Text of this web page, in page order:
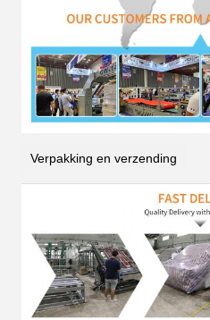
Verpakking en verzending